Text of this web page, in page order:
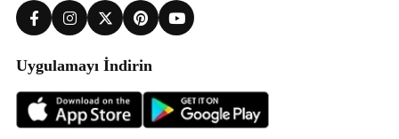
Uygulamayı İndirin